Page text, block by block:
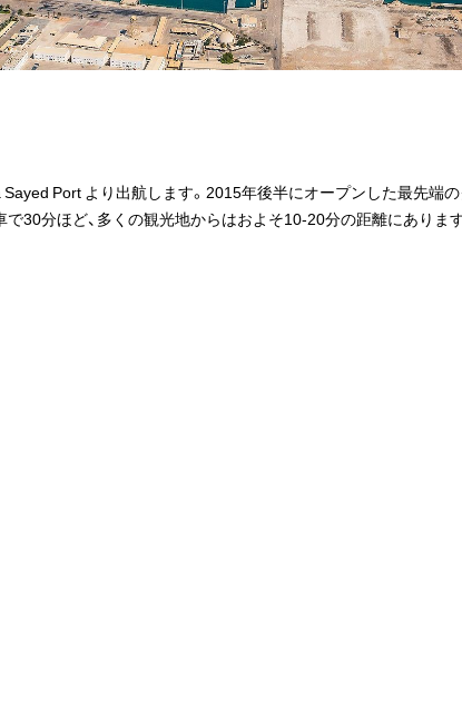
Port より出航します。2015年後半にオープンした最先端
30分ほど、多くの観光地からはおよそ10-20分の距離にありま